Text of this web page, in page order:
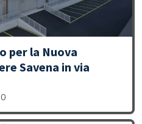
per la Nuova
Savena in via
0